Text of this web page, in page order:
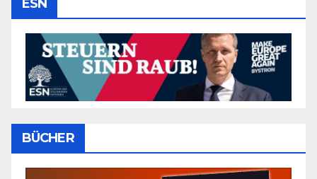
ESN
BÜCHER